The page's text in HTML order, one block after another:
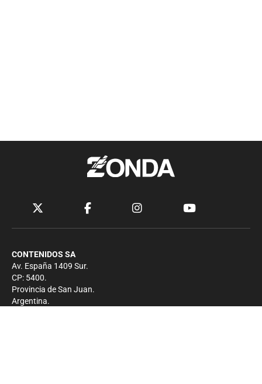
CONTENIDOS SA
Av. España 1409 Sur.
CP: 5400.
Provincia de San Juan.
Argentina.